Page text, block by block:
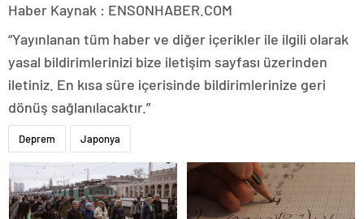
Haber Kaynak : ENSONHABER.COM
“Yayınlanan tüm haber ve diğer içerikler ile ilgili olarak
yasal bildirimlerinizi bize iletişim sayfası üzerinden
iletiniz. En kısa süre içerisinde bildirimlerinize geri
dönüş sağlanılacaktır.”
Deprem Japonya